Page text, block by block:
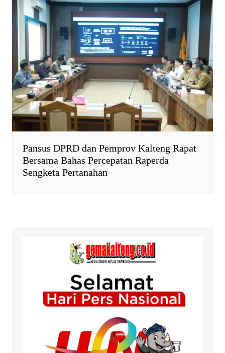
Pansus DPRD dan Pemprov Kalteng Rapat
Bersama Bahas Percepatan Raperda
Sengketa Pertanahan